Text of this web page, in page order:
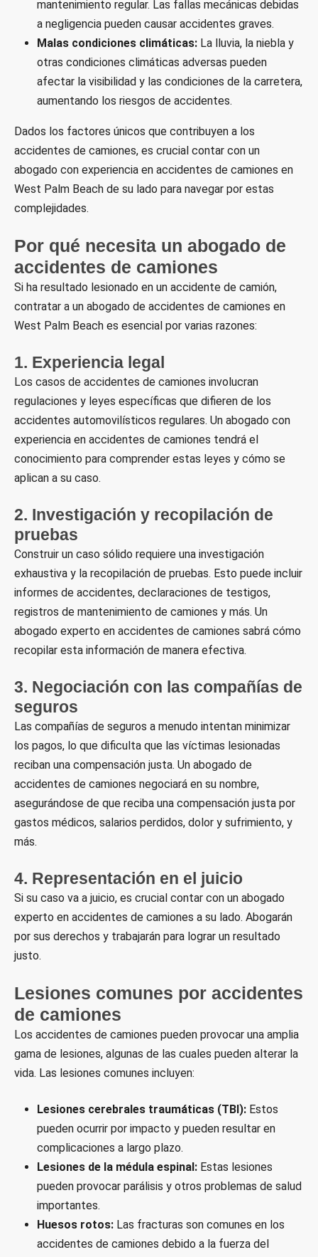
mantenimiento regular. Las fallas mecánicas debidas
a negligencia pueden causar accidentes graves.
Malas condiciones climáticas: La lluvia, la niebla y
otras condiciones climáticas adversas pueden
afectar la visibilidad y las condiciones de la carretera,
aumentando los riesgos de accidentes.
Dados los factores únicos que contribuyen a los
accidentes de camiones, es crucial contar con un
abogado con experiencia en accidentes de camiones en
West Palm Beach de su lado para navegar por estas
complejidades.
Por qué necesita un abogado de
accidentes de camiones
Si ha resultado lesionado en un accidente de camión,
contratar a un abogado de accidentes de camiones en
West Palm Beach es esencial por varias razones:
1. Experiencia legal
Los casos de accidentes de camiones involucran
regulaciones y leyes específicas que difieren de los
accidentes automovilísticos regulares. Un abogado con
experiencia en accidentes de camiones tendrá el
conocimiento para comprender estas leyes y cómo se
aplican a su caso.
2. Investigación y recopilación de
pruebas
Construir un caso sólido requiere una investigación
exhaustiva y la recopilación de pruebas. Esto puede incluir
informes de accidentes, declaraciones de testigos,
registros de mantenimiento de camiones y más. Un
abogado experto en accidentes de camiones sabrá cómo
recopilar esta información de manera efectiva.
3. Negociación con las compañías de
seguros
Las compañías de seguros a menudo intentan minimizar
los pagos, lo que dificulta que las víctimas lesionadas
reciban una compensación justa. Un abogado de
accidentes de camiones negociará en su nombre,
asegurándose de que reciba una compensación justa por
gastos médicos, salarios perdidos, dolor y sufrimiento, y
más.
4. Representación en el juicio
Si su caso va a juicio, es crucial contar con un abogado
experto en accidentes de camiones a su lado. Abogarán
por sus derechos y trabajarán para lograr un resultado
justo.
Lesiones comunes por accidentes
de camiones
Los accidentes de camiones pueden provocar una amplia
gama de lesiones, algunas de las cuales pueden alterar la
vida. Las lesiones comunes incluyen:
Lesiones cerebrales traumáticas (TBI): Estos
pueden ocurrir por impacto y pueden resultar en
complicaciones a largo plazo.
Lesiones de la médula espinal: Estas lesiones
pueden provocar parálisis y otros problemas de salud
importantes.
Huesos rotos: Las fracturas son comunes en los
accidentes de camiones debido a la fuerza del